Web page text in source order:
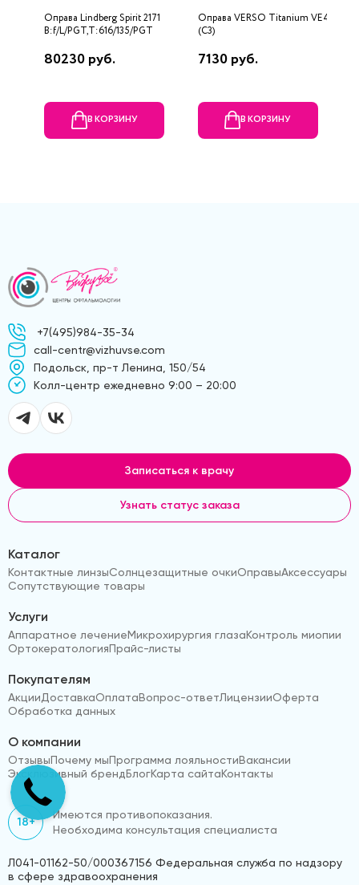
Оправа Lindberg Spirit 2171
B:f/L/PGT,T:616/135/PGT
80230 руб.
В КОРЗИНУ
Оправа VERSO Titanium VE422
(C3)
7130 руб.
В КОРЗИНУ
+7(495)984-35-34
call-centr@vizhuvse.com
Подольск, пр-т Ленина, 150/54
Kолл-центр ежедневно 9:00 – 20:00
Записаться к врачу
Узнать статус заказа
Каталог
Контактные линзыСолнцезащитные очкиОправыАксессуары
Сопутствующие товары
Услуги
Аппаратное лечениеМикрохирургия глазаКонтроль миопии
ОртокератологияПрайс-листы
Покупателям
АкцииДоставкаОплатаВопрос-ответЛицензииОферта
Обработка данных
О компании
ОтзывыПочему мыПрограмма лояльностиВакансии
Эксклюзивный брендБлогКарта сайтаКонтакты
18+
Имеются противопоказания.
Необходима консультация специалиста
Л041-01162-50/000367156 Федеральная служба по надзору
в сфере здравоохранения